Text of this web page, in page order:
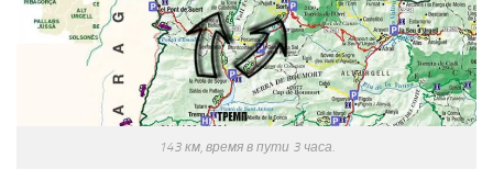
143 км, время в пути 3 часа.